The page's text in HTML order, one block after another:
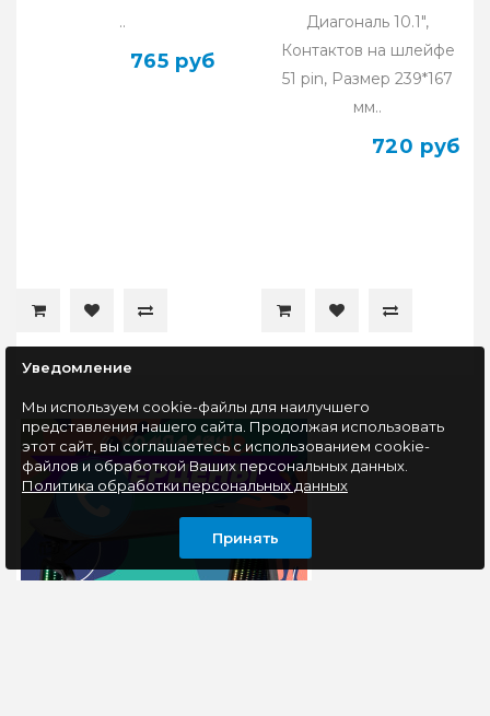
..
765 руб
Диагональ 10.1",
Контактов на шлейфе
51 pin, Размер 239*167
мм..
720 руб
Уведомление
Мы используем cookie-файлы для наилучшего
представления нашего сайта. Продолжая использовать
этот сайт, вы соглашаетесь с использованием cookie-
файлов и обработкой Ваших персональных данных.
Политика обработки персональных данных
Принять